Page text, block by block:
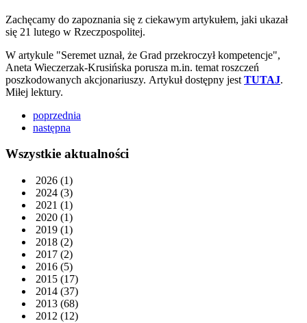
Zachęcamy do zapoznania się z ciekawym artykułem, jaki ukazał
się 21 lutego w Rzeczpospolitej.
W artykule "Seremet uznał, że Grad przekroczył kompetencje",
Aneta Wieczerzak-Krusińska porusza m.in. temat roszczeń
poszkodowanych akcjonariuszy. Artykuł dostępny jest TUTAJ.
Miłej lektury.
poprzednia
następna
Wszystkie aktualności
2026 (1)
2024 (3)
2021 (1)
2020 (1)
2019 (1)
2018 (2)
2017 (2)
2016 (5)
2015 (17)
2014 (37)
2013 (68)
2012 (12)